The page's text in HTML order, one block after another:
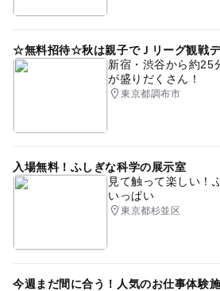
☆無料招待☆秋は親子でＪリーグ観戦デ
新宿・渋谷から約25
が盛りだくさん！
東京都調布市
入場無料！ふしぎな科学の展示室
見て触って楽しい！
いっぱい
東京都杉並区
今週まだ間に合う！人気のお仕事体験